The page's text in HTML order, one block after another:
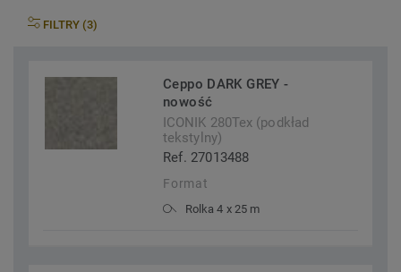
FILTRY (3)
Ceppo DARK GREY -
nowość
ICONIK 280Tex (podkład
tekstylny)
Ref. 27013488
Format
Rolka 4 x 25 m